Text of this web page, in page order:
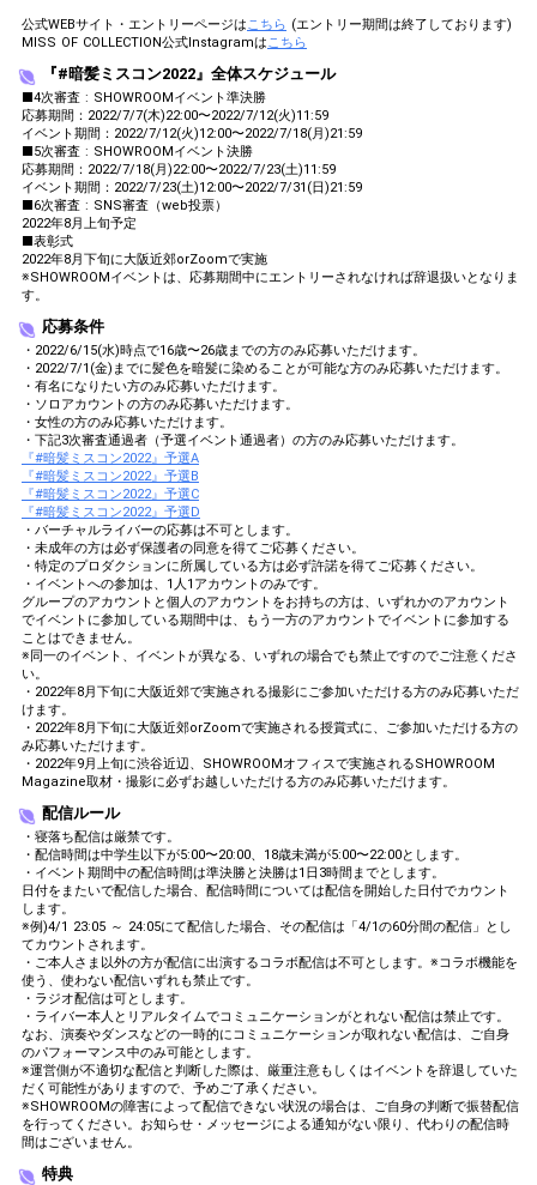
9
う！
11 30000
好きな食べ物を発表してみよ
う！
12 35000
嫌いな食べ物を発表してみよ
う！
13 45000
自分の座右の銘を発表してみ
よう！
14 55000
明日のコーディネートを考え
てみよう！
16 70000
苦手な動物を発表してみよ
う！
17 80000
好きなお菓子を発表してみよ
う！
18 90000
好きな映画を発表してみよ
う！
19 100000
あなたの憧れている有名人を
発表してみよう！
20 110000
得意なスポーツを発表してみ
よう！
21 120000
苦手なスポーツを発表してみ
よう！
22 130000
自分の特技を発表してみよ
23
自分のフェチを発表してみよ
う！
24 150000
よう！
25
26 200000
自分のカラオケの十八番を発
表してみよう！
27
最近嬉しかった事を発表して
みよう！
28 260000
最近面白かった事を発表して
みよう！
29 300000
う！
30 340000
最近泣いた事を発表してみよ
う！
31 380000
最近ビックリした事を発表し
てみよう！
32
公式WEBサイト・エントリーページはこちら (エントリー期間は終了しております)
MISS OF COLLECTION公式Instagramはこちら
『#暗髪ミスコン2022』全体スケジュール
■4次審査 : SHOWROOMイベント準決勝
応募期間：2022/7/7(木)22:00〜2022/7/12(火)11:59
イベント期間：2022/7/12(火)12:00〜2022/7/18(月)21:59
■5次審査 : SHOWROOMイベント決勝
応募期間：2022/7/18(月)22:00〜2022/7/23(土)11:59
イベント期間：2022/7/23(土)12:00〜2022/7/31(日)21:59
■6次審査 : SNS審査（web投票）
2022年8月上旬予定
■表彰式
2022年8月下旬に大阪近郊orZoomで実施
※SHOWROOMイベントは、応募期間中にエントリーされなければ辞退扱いとなりま
す。
応募条件
・2022/6/15(水)時点で16歳〜26歳までの方のみ応募いただけます。
・2022/7/1(金)までに髪色を暗髪に染めることが可能な方のみ応募いただけます。
・有名になりたい方のみ応募いただけます。
・ソロアカウントの方のみ応募いただけます。
・女性の方のみ応募いただけます。
・下記3次審査通過者（予選イベント通過者）の方のみ応募いただけます。
『#暗髪ミスコン2022』予選A
『#暗髪ミスコン2022』予選B
『#暗髪ミスコン2022』予選C
『#暗髪ミスコン2022』予選D
・バーチャルライバーの応募は不可とします。
・未成年の方は必ず保護者の同意を得てご応募ください。
・特定のプロダクションに所属している方は必ず許諾を得てご応募ください。
・イベントへの参加は、1人1アカウントのみです。
グループのアカウントと個人のアカウントをお持ちの方は、いずれかのアカウント
でイベントに参加している期間中は、もう一方のアカウントでイベントに参加する
ことはできません。
※同一のイベント、イベントが異なる、いずれの場合でも禁止ですのでご注意くださ
い。
・2022年8月下旬に大阪近郊で実施される撮影にご参加いただける方のみ応募いただ
けます。
・2022年8月下旬に大阪近郊orZoomで実施される授賞式に、ご参加いただける方の
み応募いただけます。
・2022年9月上旬に渋谷近辺、SHOWROOMオフィスで実施されるSHOWROOM
Magazine取材・撮影に必ずお越しいただける方のみ応募いただけます。
配信ルール
・寝落ち配信は厳禁です。
・配信時間は中学生以下が5:00〜20:00、18歳未満が5:00〜22:00とします。
・イベント期間中の配信時間は準決勝と決勝は1日3時間までとします。
日付をまたいで配信した場合、配信時間については配信を開始した日付でカウント
します。
※例)4/1 23:05 ～ 24:05にて配信した場合、その配信は「4/1の60分間の配信」とし
てカウントされます。
・ご本人さま以外の方が配信に出演するコラボ配信は不可とします。※コラボ機能を
使う、使わない配信いずれも禁止です。
・ラジオ配信は可とします。
・ライバー本人とリアルタイムでコミュニケーションがとれない配信は禁止です。
なお、演奏やダンスなどの一時的にコミュニケーションが取れない配信は、ご自身
のパフォーマンス中のみ可能とします。
※運営側が不適切な配信と判断した際は、厳重注意もしくはイベントを辞退していた
だく可能性がありますので、予めご了承ください。
※SHOWROOMの障害によって配信できない状況の場合は、ご自身の判断で振替配信
を行ってください。お知らせ・メッセージによる通知がない限り、代わりの配信時
間はございません。
特典